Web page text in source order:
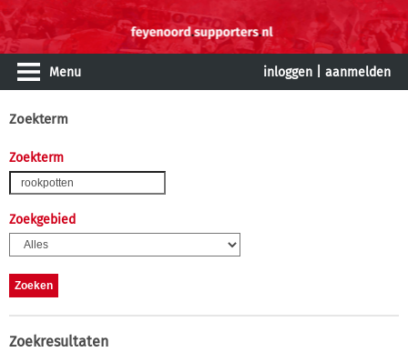
Menu inloggen aanmelden
Zoekterm
Zoekterm
Zoekgebied
Zoekresultaten